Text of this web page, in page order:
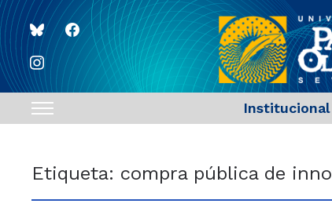
blueskyfacebook
instagram
Toggle
navigation
Institucional
Etiqueta: compra pública de